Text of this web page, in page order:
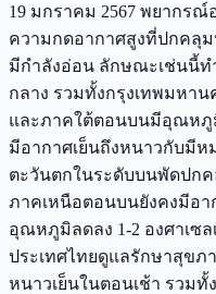
19 มกราคม 2567 พยากร
ความกดอากาศสูงที่ปกคลุ
มีกำลังอ่อน ลักษณะเช่นนี้ท
กลาง รวมทั้งกรุงเทพมหา
และภาคใต้ตอนบนมีอุณหภูมิ
มีอากาศเย็นถึงหนาวกับมี
ตะวันตกในระดับบนพัดปก
ภาคเหนือตอนบนยังคงมีอา
อุณหภูมิลดลง 1-2 องศาเซ
ประเทศไทยดูแลรักษาสุขภ
หนาวเย็นในตอนเช้า รวม